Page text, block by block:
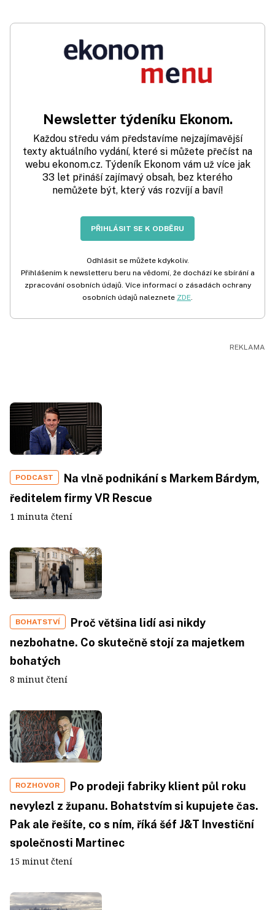
Newsletter týdeníku Ekonom.
Každou středu vám představíme nejzajímavější
texty aktuálního vydání, které si můžete přečíst na
webu ekonom.cz. Týdeník Ekonom vám už více jak
33 let přináší zajímavý obsah, bez kterého
nemůžete být, který vás rozvíjí a baví!
PŘIHLÁSIT SE K ODBĚRU
Odhlásit se můžete kdykoliv.
Přihlášením k newsletteru beru na vědomí, že dochází ke sbírání a
zpracování osobních údajů. Více informací o zásadách ochrany
osobních údajů naleznete ZDE.
PODCAST
Na vlně podnikání s Markem Bárdym,
ředitelem firmy VR Rescue
1 minuta čtení
BOHATSTVÍ
Proč většina lidí asi nikdy
nezbohatne. Co skutečně stojí za majetkem
bohatých
8 minut čtení
ROZHOVOR
Po prodeji fabriky klient půl roku
nevylezl z županu. Bohatstvím si kupujete čas.
Pak ale řešíte, co s ním, říká šéf J&T Investiční
společnosti Martinec
15 minut čtení